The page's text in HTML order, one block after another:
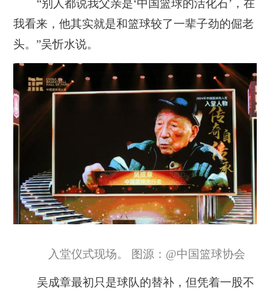
“别人都说我父亲是‘中国篮球的活化石’，在
我看来，他其实就是和篮球较了一辈子劲的倔老
头。”吴忻水说。
入堂仪式现场。 图源：@中国篮球协会
吴成章最初只是球队的替补，但凭着一股不